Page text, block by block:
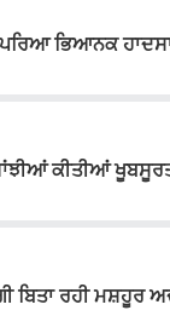
ਭਿਆਨਕ
ਕੀਤੀਆਂ
ਬਿਤਾ ਰਹੀ ਮਸ਼ਹੂਰ